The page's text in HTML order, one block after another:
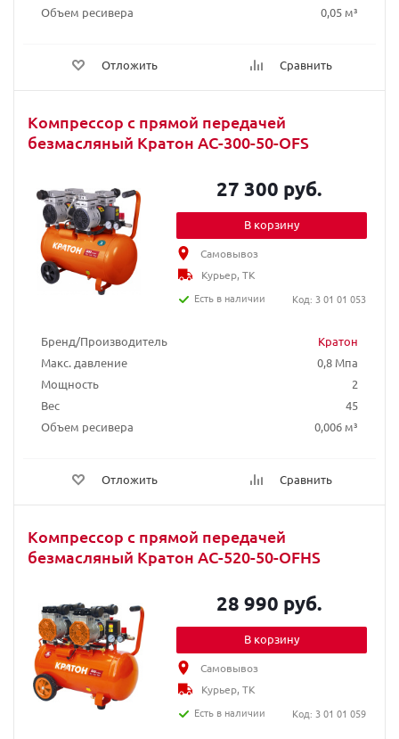
Объем ресивера
0,05 м³
Отложить Сравнить
Компрессор с прямой передачей
безмасляный Кратон AC-300-50-OFS
Бренд/Производитель
Кратон
Макс. давление
0,8 Мпа
Мощность
2
Вес
45
Объем ресивера
0,006 м³
Отложить Сравнить
27 300 руб.
В корзину
Самовывоз
Курьер, ТК
Есть в наличии
Код: 3 01 01 053
Компрессор с прямой передачей
безмасляный Кратон AC-520-50-OFHS
28 990 руб.
В корзину
Самовывоз
Курьер, ТК
Есть в наличии
Код: 3 01 01 059